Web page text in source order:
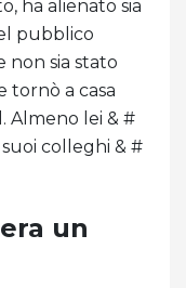
ha alienato sia
pubblico
non sia stato
tornò a casa
Almeno lei & #
colleghi & #
un